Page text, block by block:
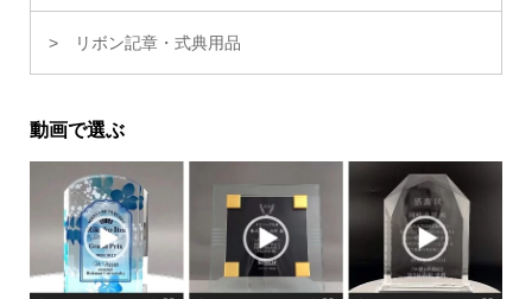
リボン記章・式典用品
動画で選ぶ